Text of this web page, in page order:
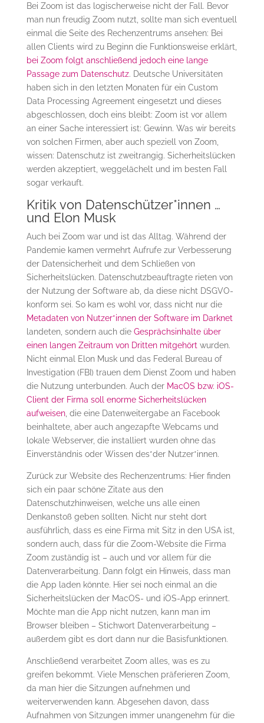
Bei Zoom ist das logischerweise nicht der Fall. Bevor
man nun freudig Zoom nutzt, sollte man sich eventuell
einmal die Seite des Rechenzentrums ansehen: Bei
allen Clients wird zu Beginn die Funktionsweise erklärt,
bei Zoom folgt anschließend jedoch eine lange
Passage zum Datenschutz. Deutsche Universitäten
haben sich in den letzten Monaten für ein Custom
Data Processing Agreement eingesetzt und dieses
abgeschlossen, doch eins bleibt: Zoom ist vor allem
an einer Sache interessiert ist: Gewinn. Was wir bereits
von solchen Firmen, aber auch speziell von Zoom,
wissen: Datenschutz ist zweitrangig. Sicherheitslücken
werden akzeptiert, weggelächelt und im besten Fall
sogar verkauft.
Kritik von Datenschützer*innen …
und Elon Musk
Auch bei Zoom war und ist das Alltag. Während der
Pandemie kamen vermehrt Aufrufe zur Verbesserung
der Datensicherheit und dem Schließen von
Sicherheitslücken. Datenschutzbeauftragte rieten von
der Nutzung der Software ab, da diese nicht DSGVO-
konform sei. So kam es wohl vor, dass nicht nur die
Metadaten von Nutzer*innen der Software im Darknet
landeten, sondern auch die Gesprächsinhalte über
einen langen Zeitraum von Dritten mitgehört wurden.
Nicht einmal Elon Musk und das Federal Bureau of
Investigation (FBI) trauen dem Dienst Zoom und haben
die Nutzung unterbunden. Auch der MacOS bzw. iOS-
Client der Firma soll enorme Sicherheitslücken
aufweisen, die eine Datenweitergabe an Facebook
beinhaltete, aber auch angezapfte Webcams und
lokale Webserver, die installiert wurden ohne das
Einverständnis oder Wissen des*der Nutzer*innen.
Zurück zur Website des Rechenzentrums: Hier finden
sich ein paar schöne Zitate aus den
Datenschutzhinweisen, welche uns alle einen
Denkanstoß geben sollten. Nicht nur steht dort
ausführlich, dass es eine Firma mit Sitz in den USA ist,
sondern auch, dass für die Zoom-Website die Firma
Zoom zuständig ist – auch und vor allem für die
Datenverarbeitung. Dann folgt ein Hinweis, dass man
die App laden könnte. Hier sei noch einmal an die
Sicherheitslücken der MacOS- und iOS-App erinnert.
Möchte man die App nicht nutzen, kann man im
Browser bleiben – Stichwort Datenverarbeitung –
außerdem gibt es dort dann nur die Basisfunktionen.
Anschließend verarbeitet Zoom alles, was es zu
greifen bekommt. Viele Menschen präferieren Zoom,
da man hier die Sitzungen aufnehmen und
weiterverwenden kann. Abgesehen davon, dass
Aufnahmen von Sitzungen immer unangenehm für die